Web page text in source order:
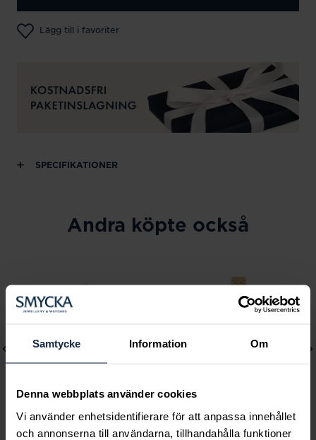
Samtycke Information Om
Denna webbplats använder cookies
Vi använder enhetsidentifierare för att anpassa innehållet
och annonserna till användarna, tillhandahålla funktioner
Lägg till i favoriter
SPECIFIKATIONER
Andra köpte också